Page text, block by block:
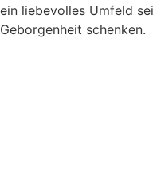
ein liebevolles Umfeld
Geborgenheit schenken.